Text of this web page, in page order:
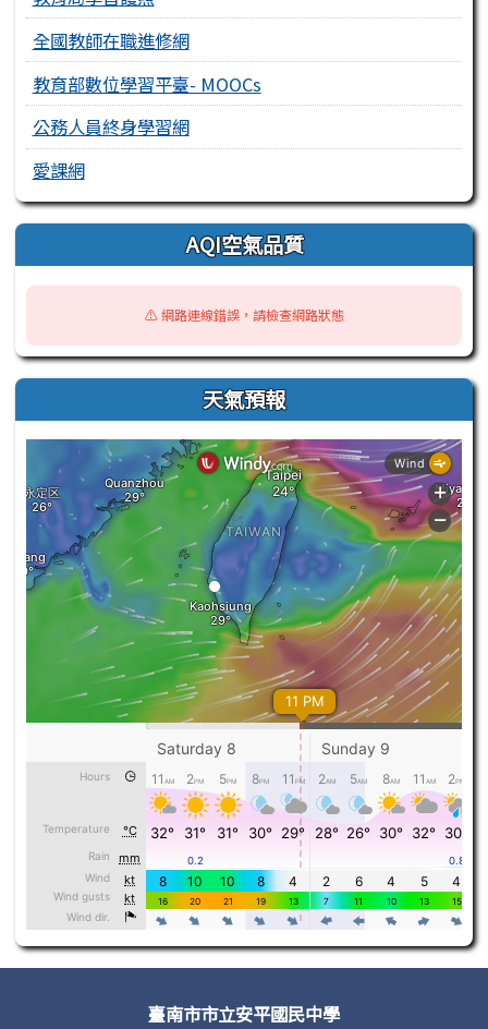
全國教師在職進修網
教育部數位學習平臺- MOOCs
公務人員終身學習網
愛課網
AQI空氣品質
⚠️ 網路連線錯誤，請檢查網路狀態
天氣預報
頁尾區域內容臺南市市立安平國民中學